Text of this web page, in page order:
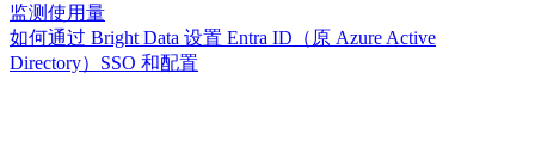
监测使用量
如何通过 Bright Data 设置 Entra ID（原 Azure Active
Directory）SSO 和配置